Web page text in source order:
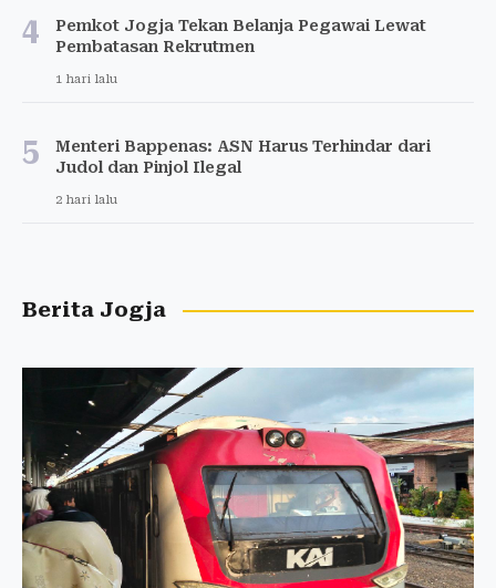
4
Pemkot Jogja Tekan Belanja Pegawai Lewat
Pembatasan Rekrutmen
1 hari lalu
5
Menteri Bappenas: ASN Harus Terhindar dari
Judol dan Pinjol Ilegal
2 hari lalu
Berita Jogja